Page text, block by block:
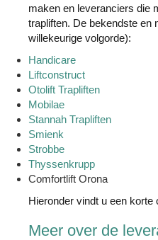
maken en leveranciers die
trapliften. De bekendste en
willekeurige volgorde):
Handicare
Liftconstruct
Otolift Trapliften
Mobilae
Stannah Trapliften
Smienk
Strobbe
Thyssenkrupp
Comfortlift Orona
Hieronder vindt u een
Meer over de